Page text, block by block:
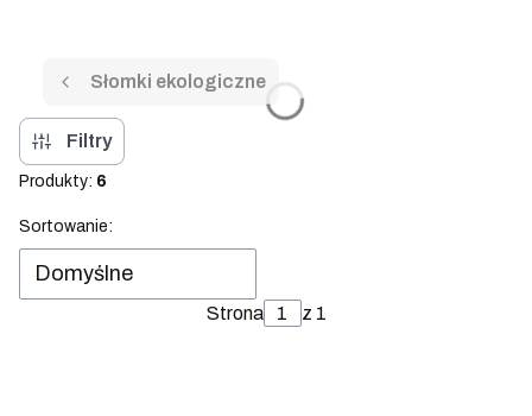
Słomki ekologiczne
Filtry
Produkty: 6
Lista produktów
Sortowanie:
Domyślne
Strona z 1